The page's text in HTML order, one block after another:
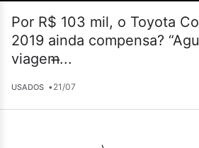
Por R$ 103 mil, o Toyota
2019 ainda compensa?
viagem̶...
USADOS •21/07